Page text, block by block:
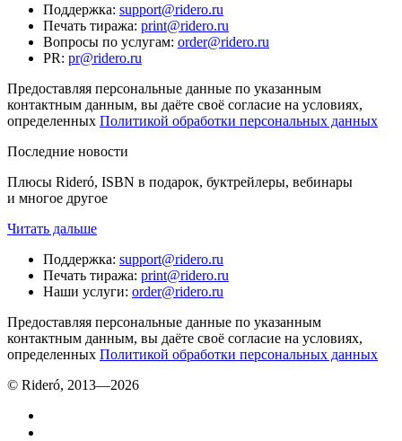
Поддержка: support@ridero.ru
Печать тиража: print@ridero.ru
Вопросы по услугам: order@ridero.ru
PR: pr@ridero.ru
Предоставляя персональные данные по указанным
контактным данным, вы даёте своё согласие на условиях,
определенных Политикой обработки персональных данных
Последние новости
Плюсы Rideró, ISBN в подарок, буктрейлеры, вебинары
и многое другое
Читать дальше
Поддержка: support@ridero.ru
Печать тиража: print@ridero.ru
Наши услуги: order@ridero.ru
Предоставляя персональные данные по указанным
контактным данным, вы даёте своё согласие на условиях,
определенных Политикой обработки персональных данных
© Rideró, 2013—2026